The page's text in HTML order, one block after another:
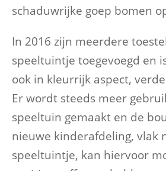
schaduwrijke goep bomen
In 2016 zijn meerdere
speeltuintje toegevoegd en
ook in kleurrijk aspect,
Er wordt steeds meer
speeltuin gemaakt en de
nieuwe kinderafdeling, vlak
speeltuintje, kan hiervoor